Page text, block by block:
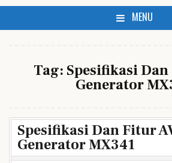
MENU
Tag: Spesifikasi
Generator
Spesifikasi Dan Fitur
Generator MX341